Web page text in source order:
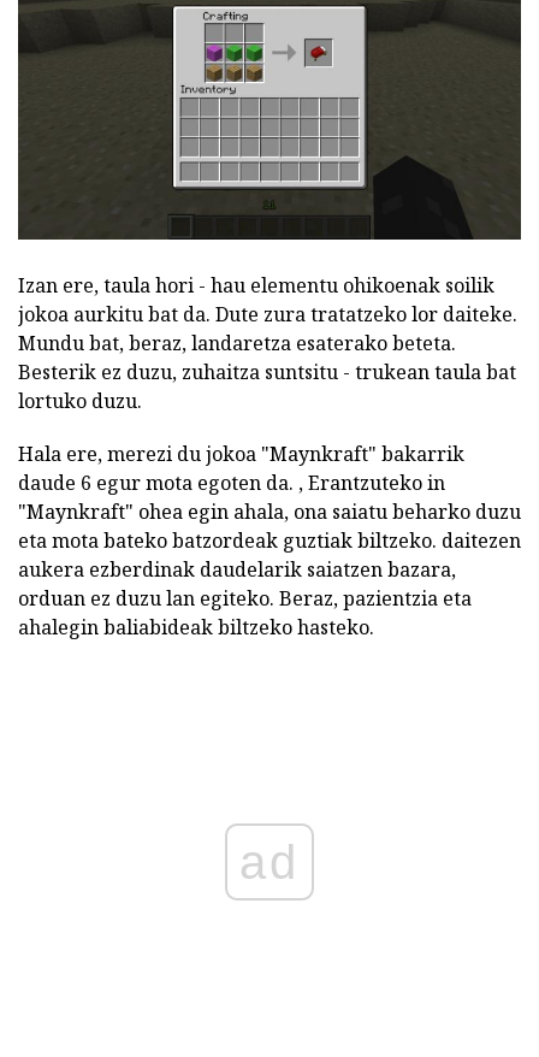
Izan ere, taula hori - hau elementu ohikoenak soilik
jokoa aurkitu bat da. Dute zura tratatzeko lor daiteke.
Mundu bat, beraz, landaretza esaterako beteta.
Besterik ez duzu, zuhaitza suntsitu - trukean taula bat
lortuko duzu.
Hala ere, merezi du jokoa "Maynkraft" bakarrik
daude 6 egur mota egoten da. , Erantzuteko in
"Maynkraft" ohea egin ahala, ona saiatu beharko duzu
eta mota bateko batzordeak guztiak biltzeko. daitezen
aukera ezberdinak daudelarik saiatzen bazara,
orduan ez duzu lan egiteko. Beraz, pazientzia eta
ahalegin baliabideak biltzeko hasteko.
ad